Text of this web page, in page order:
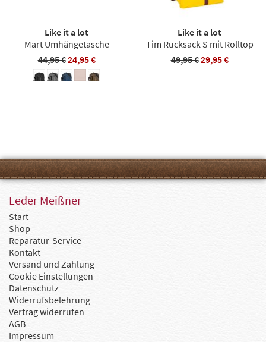
Like it a lot
Mart Umhängetasche
44,95 €24,95 €
Like it a lot
Tim Rucksack S mit Rolltop
49,95 €29,95 €
Leder Meißner
Start
Shop
Reparatur-Service
Kontakt
Versand und Zahlung
Cookie Einstellungen
Datenschutz
Widerrufsbelehrung
Vertrag widerrufen
AGB
Impressum